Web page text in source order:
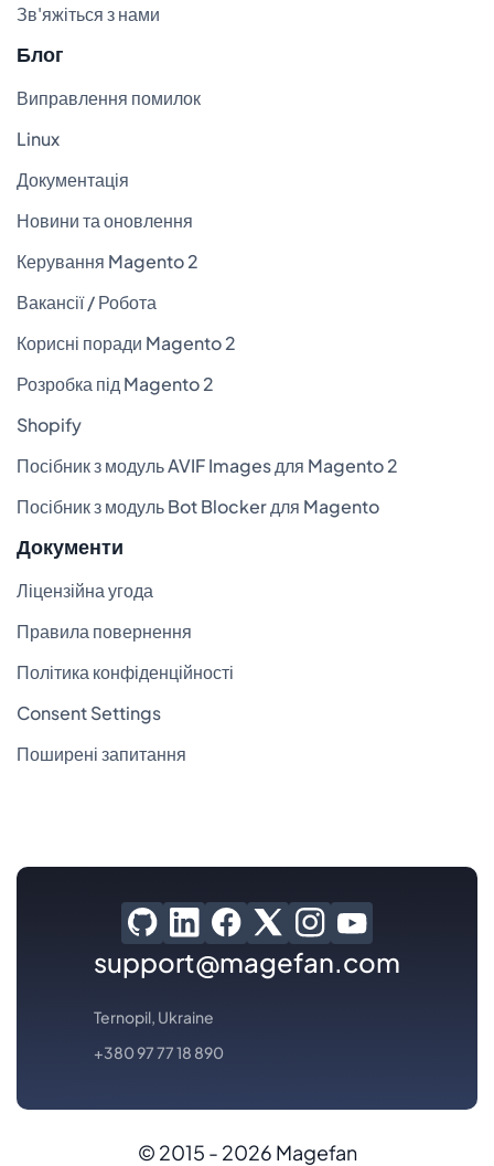
Зв'яжіться з нами
Блог
Виправлення помилок
Linux
Документація
Новини та оновлення
Керування Magento 2
Вакансії / Робота
Корисні поради Magento 2
Розробка під Magento 2
Shopify
Посібник з модуль AVIF Images для Magento 2
Посібник з модуль Bot Blocker для Magento
Документи
Ліцензійна угода
Правила повернення
Політика конфіденційності
Consent Settings
Поширені запитання
support@magefan.com
Ternopil, Ukraine
+380 97 77 18 890
© 2015 - 2026 Magefan